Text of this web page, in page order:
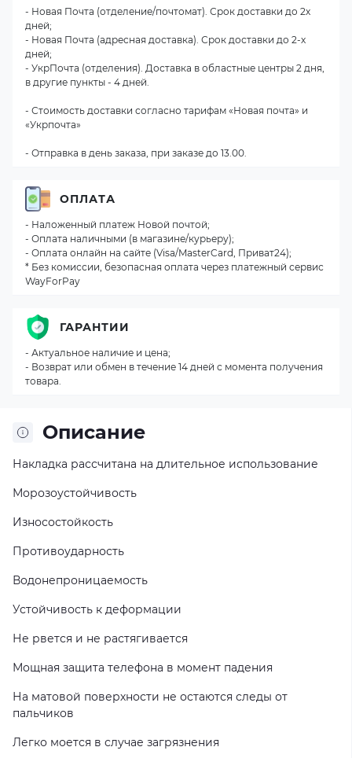
Описание
Накладка рассчитана на длительное использование
Морозоустойчивость
Износостойкость
Противоударность
Водонепроницаемость
Устойчивость к деформации
Не рвется и не растягивается
Мощная защита телефона в момент падения
На матовой поверхности не остаются следы от
пальчиков
Легко моется в случае загрязнения
- Новая Почта (отделение/почтомат). Срок доставки до 2х
дней;
- Новая Почта (адресная доставка). Срок доставки до 2-х
дней;
- УкрПочта (отделения). Доставка в областные центры 2 дня,
в другие пункты - 4 дней.
- Стоимость доставки согласно тарифам «Новая почта» и
«Укрпочта»
- Отправка в день заказа, при заказе до 13.00.
ОПЛАТА
- Наложенный платеж Новой почтой;
- Оплата наличными (в магазине/курьеру);
- Оплата онлайн на сайте (Visa/MasterCard, Приват24);
* Без комиссии, безопасная оплата через платежный сервис
WayForPay
ГАРАНТИИ
- Актуальное наличие и цена;
- Возврат или обмен в течение 14 дней с момента получения
товара.